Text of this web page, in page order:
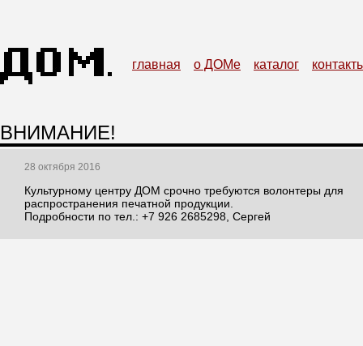
главная о ДОМе каталог
ВНИМАНИЕ!
28 октября 2016
Культурному центру ДОМ срочно требуются волонтеры для
распространения печатной продукции.
Подробности по тел.: +7 926 2685298, Сергей